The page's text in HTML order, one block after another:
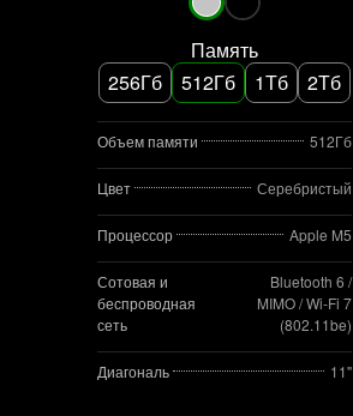
Память
256Гб
512Гб 1Тб 2Тб
Объем памяти 512Гб
Цвет Серебристый
Процессор Apple M5
Сотовая и
беспроводная
сеть
Bluetooth 6 /
MIMO / Wi‑Fi 7
(802.11be)
Диагональ 11"